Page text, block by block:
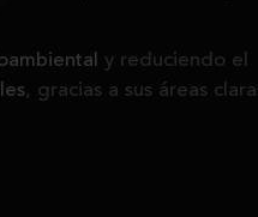
y reduciendo el
, gracias a sus áreas